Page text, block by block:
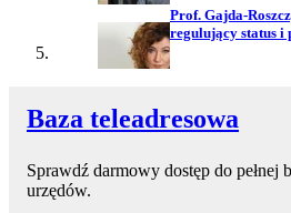
Prof. Gajda-
regulujący status i
Baza teleadresowa
Sprawdź darmowy dostęp do pełnej
urzędów.